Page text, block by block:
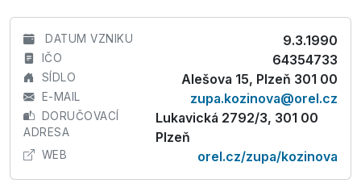
DATUM VZNIKU 9.3.1990
IČO 64354733
SÍDLO Alešova 15, Plzeň 301 00
E-MAIL zupa.kozinova@orel.cz
DORUČOVACÍ
ADRESA
Lukavická 2792/3, 301 00
Plzeň
WEB orel.cz/zupa/kozinova